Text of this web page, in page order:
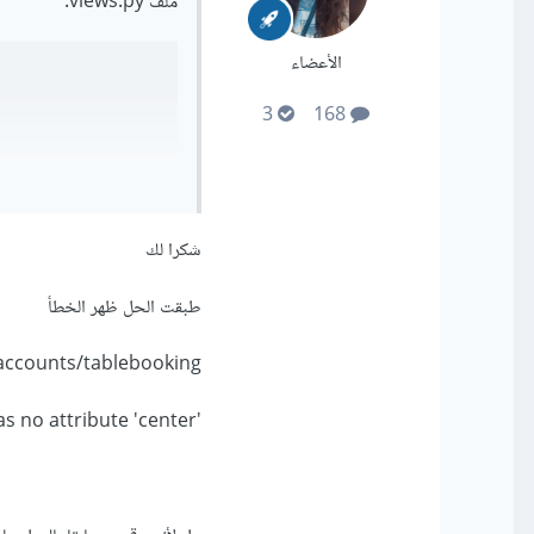
الأعضاء
added!'
# افترض هنا أن اسم المركز مخزن
شكرا لك
طبقت الحل ظهر الخطأ
tablebooking/
'User' object has no attribute 'center'